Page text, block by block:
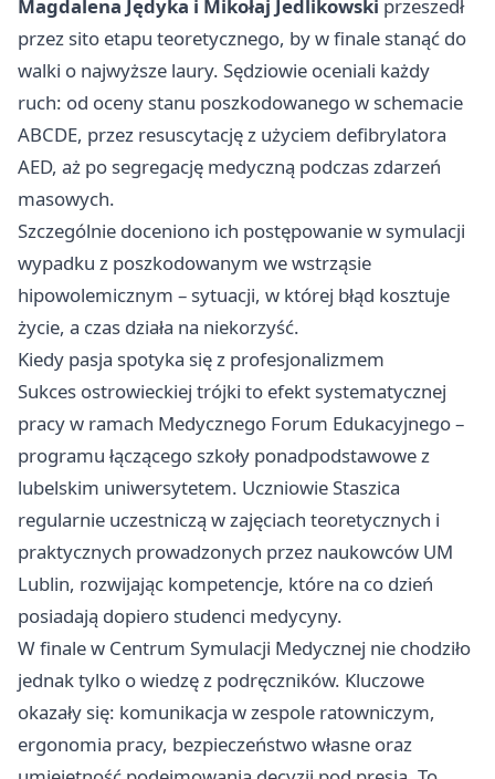
Magdalena Jędyka i Mikołaj Jedlikowski przeszedł
przez sito etapu teoretycznego, by w finale stanąć do
walki o najwyższe laury. Sędziowie oceniali każdy
ruch: od oceny stanu poszkodowanego w schemacie
ABCDE, przez resuscytację z użyciem defibrylatora
AED, aż po segregację medyczną podczas zdarzeń
masowych.
Szczególnie doceniono ich postępowanie w symulacji
wypadku z poszkodowanym we wstrząsie
hipowolemicznym – sytuacji, w której błąd kosztuje
życie, a czas działa na niekorzyść.
Kiedy pasja spotyka się z profesjonalizmem
Sukces ostrowieckiej trójki to efekt systematycznej
pracy w ramach Medycznego Forum Edukacyjnego –
programu łączącego szkoły ponadpodstawowe z
lubelskim uniwersytetem. Uczniowie Staszica
regularnie uczestniczą w zajęciach teoretycznych i
praktycznych prowadzonych przez naukowców UM
Lublin, rozwijając kompetencje, które na co dzień
posiadają dopiero studenci medycyny.
W finale w Centrum Symulacji Medycznej nie chodziło
jednak tylko o wiedzę z podręczników. Kluczowe
okazały się: komunikacja w zespole ratowniczym,
ergonomia pracy, bezpieczeństwo własne oraz